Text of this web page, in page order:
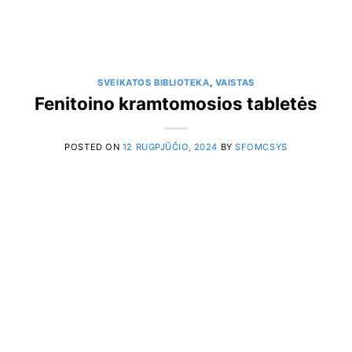
SVEIKATOS BIBLIOTEKA, VAISTAS
Fenitoino kramtomosios tabletės
POSTED ON 12 RUGPJŪČIO, 2024 BYSFOMCSYS